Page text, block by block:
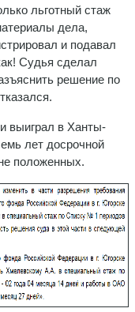
льготный стаж
дела,
и подавал
Судья сделал
решение по
выиграл в Ханты-
лет досрочной
положенных.